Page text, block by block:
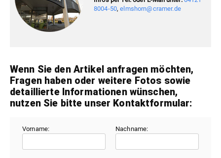
8004-50,elmshorn@cramer.de
Wenn Sie den Artikel anfragen möchten,
Fragen haben oder weitere Fotos sowie
detaillierte Informationen wünschen,
nutzen Sie bitte unser Kontaktformular:
Vorname: Nachname: